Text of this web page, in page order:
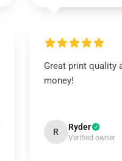
Great print quality
money!
R Ryder
Verified owner